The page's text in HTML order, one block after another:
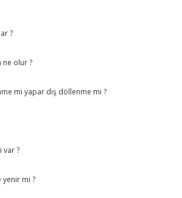
?
ne olur ?
mi yapar dış döllenme mi ?
var ?
yenir mi ?